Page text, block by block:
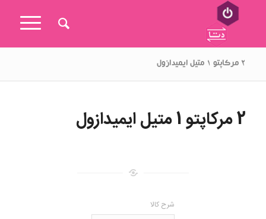
۲ مرکاپتو ۱ متیل ایمیدازول
2 مرکاپتو 1 متیل ایمیدازول
شرح کالا